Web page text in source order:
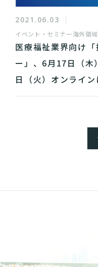
2021.06.03
イベント・セミナー海外領域
医療福祉業界向け
ー」、6月17日（木
日（火）オンライ